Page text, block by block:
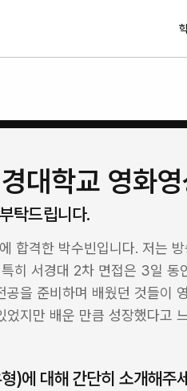
대학교 영화영
탁드립니다.
합격한 박수빈입니다. 저는
히 서경대 2차 면접은 3일 동
을 준비하며 배웠던 것들이
었지만 배운 만큼 성장했다고
)에 대해 간단히 소개해주